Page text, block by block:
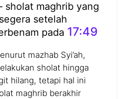
maghrib yang
setelah
pada 17:49
mazhab Syi’ah,
sholat hingga
hilang, tetapi hal ini
maghrib berakhir